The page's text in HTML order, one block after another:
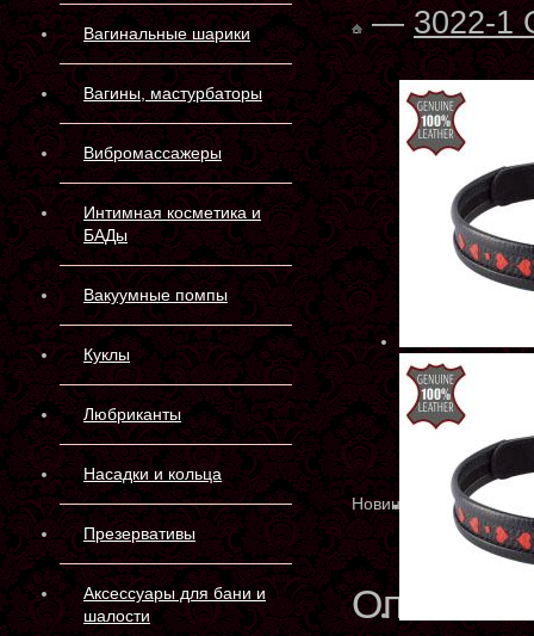
Вагинальные шарики
Вагины, мастурбаторы
Вибромассажеры
Интимная косметика и
БАДы
Вакуумные помпы
Куклы
Любриканты
Насадки и кольца
Презервативы
Аксессуары для бани и
шалости
—3022-1
Новинка